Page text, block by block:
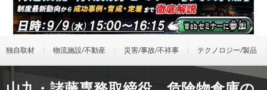
独自取材 物流施設/不動産 災害/事故/不祥事 テクノロジー/製品